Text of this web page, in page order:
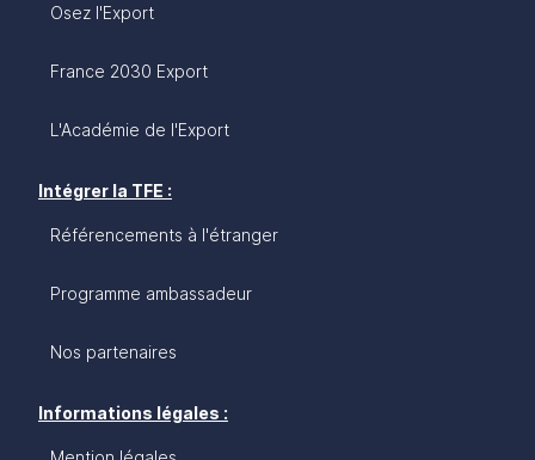
Osez l'Export
France 2030 Export
L'Académie de l'Export
Intégrer la TFE :
Référencements à l'étranger
Programme ambassadeur
Nos partenaires
Informations légales :